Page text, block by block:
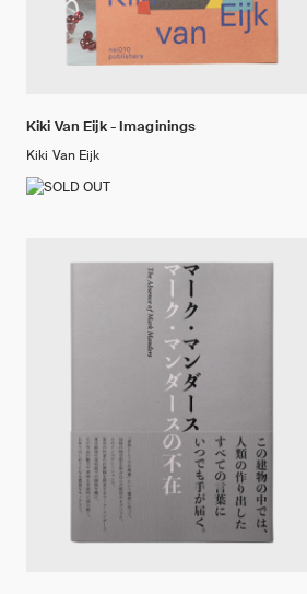
Kiki Van Eijk - Imaginings
Kiki Van Eijk